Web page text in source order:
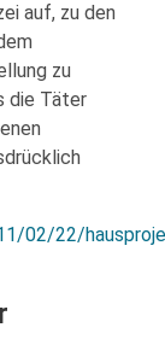
auf, zu den
zu
die Täter
02/22/